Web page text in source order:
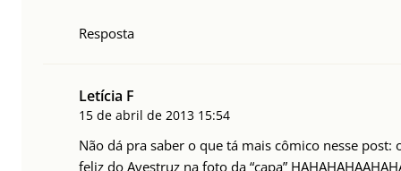
Resposta
Letícia F
15 de abril de 2013 15:54
Não dá pra saber o que tá mais cômico nesse
feliz do Avestruz na foto da “capa”